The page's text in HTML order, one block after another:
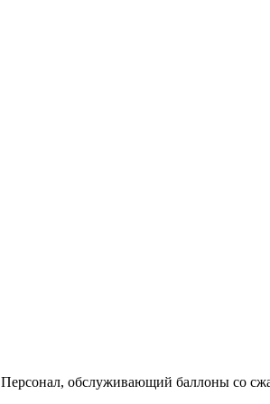
Персонал, обслуживающий баллоны со